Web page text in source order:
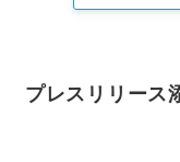
プレスリリース